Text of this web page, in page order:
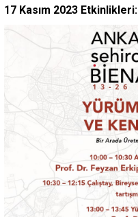
17 Kasım 2023 Etkinlikleri: